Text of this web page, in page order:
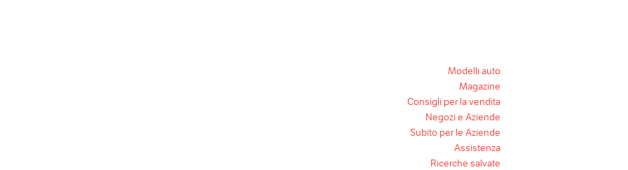
Modelli auto
Magazine
Consigli per la vendita
Negozi e Aziende
Subito per le Aziende
Assistenza
Ricerche salvate